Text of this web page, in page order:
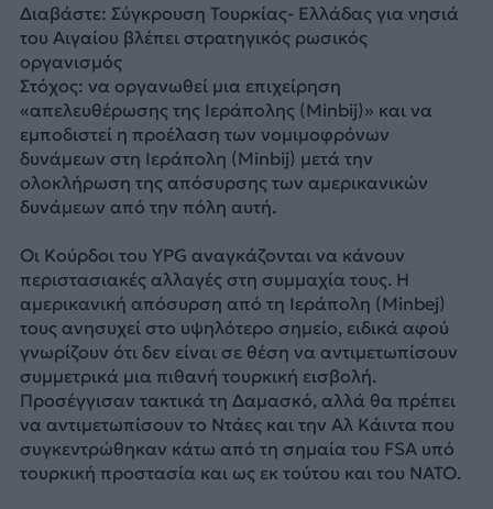
Διαβάστε: Σύγκρουση Τουρκίας- Ελλάδας για νησιά
του Αιγαίου βλέπει στρατηγικός ρωσικός
οργανισμός
Στόχος: να οργανωθεί μια επιχείρηση
«απελευθέρωσης της Ιεράπολης (Minbij)» και να
εμποδιστεί η προέλαση των νομιμοφρόνων
δυνάμεων στη Ιεράπολη (Minbij) μετά την
ολοκλήρωση της απόσυρσης των αμερικανικών
δυνάμεων από την πόλη αυτή.
Οι Κούρδοι του YPG αναγκάζονται να κάνουν
περιστασιακές αλλαγές στη συμμαχία τους. Η
αμερικανική απόσυρση από τη Ιεράπολη (Minbej)
τους ανησυχεί στο υψηλότερο σημείο, ειδικά αφού
γνωρίζουν ότι δεν είναι σε θέση να αντιμετωπίσουν
συμμετρικά μια πιθανή τουρκική εισβολή.
Προσέγγισαν τακτικά τη Δαμασκό, αλλά θα πρέπει
να αντιμετωπίσουν το Ντάες και την Αλ Κάιντα που
συγκεντρώθηκαν κάτω από τη σημαία του FSA υπό
τουρκική προστασία και ως εκ τούτου και του ΝΑΤΟ.